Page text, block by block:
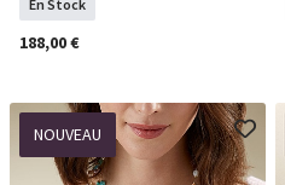
En Stock
188,00 €
NOUVEAU